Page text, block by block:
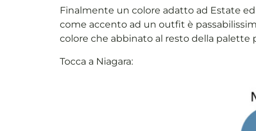
Finalmente un colore adatto ad Estate
come accento ad un outfit è
colore che abbinato al resto della palette
Tocca a Niagara: